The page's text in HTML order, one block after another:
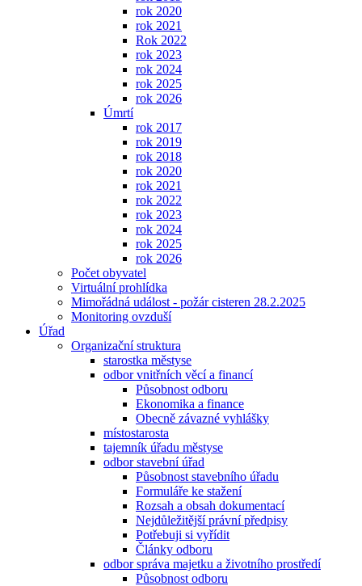
rok 2020
rok 2021
Rok 2022
rok 2023
rok 2024
rok 2025
rok 2026
Úmrtí
rok 2017
rok 2019
rok 2018
rok 2020
rok 2021
rok 2022
rok 2023
rok 2024
rok 2025
rok 2026
Počet obyvatel
Virtuální prohlídka
Mimořádná událost - požár cisteren 28.2.2025
Monitoring ovzduší
Úřad
Organizační struktura
starostka městyse
odbor vnitřních věcí a financí
Působnost odboru
Ekonomika a finance
Obecně závazné vyhlášky
místostarosta
tajemník úřadu městyse
odbor stavební úřad
Působnost stavebního úřadu
Formuláře ke stažení
Rozsah a obsah dokumentací
Nejdůležitější právní předpisy
Potřebuji si vyřídit
Články odboru
odbor správa majetku a životního prostředí
Působnost odboru